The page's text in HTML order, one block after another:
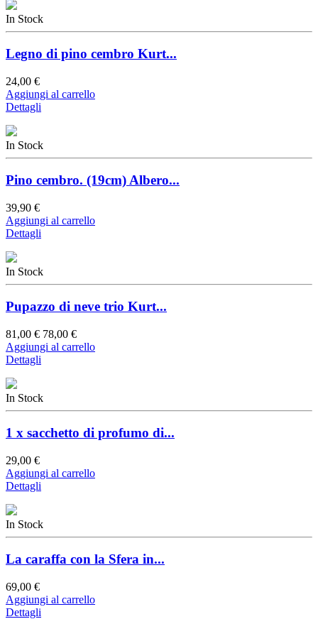
In Stock
Legno di pino cembro Kurt...
24,00 €
Aggiungi al carrello
Dettagli
In Stock
Pino cembro. (19cm) Albero...
39,90 €
Aggiungi al carrello
Dettagli
In Stock
Pupazzo di neve trio Kurt...
81,00 € 78,00 €
Aggiungi al carrello
Dettagli
In Stock
1 x sacchetto di profumo di...
29,00 €
Aggiungi al carrello
Dettagli
In Stock
La caraffa con la Sfera in...
69,00 €
Aggiungi al carrello
Dettagli